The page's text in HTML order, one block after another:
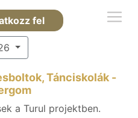
fel
Tánciskolák -
a Turul projektben.